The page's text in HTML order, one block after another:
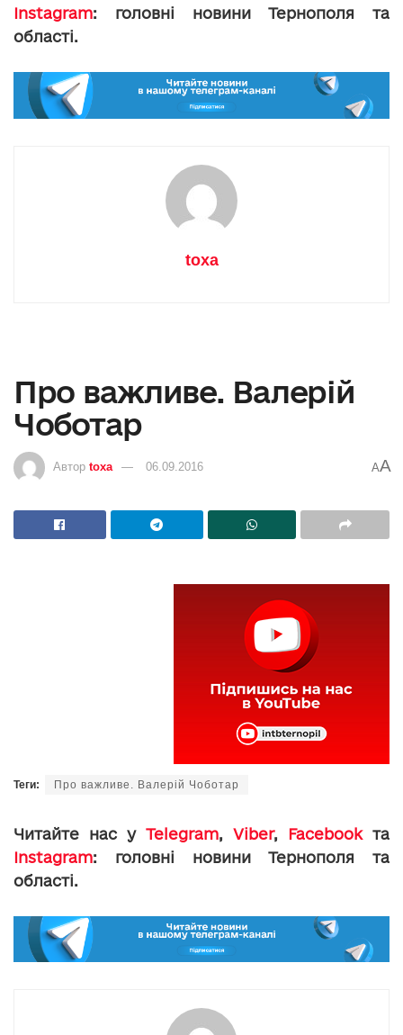
Instagram: головні новини Тернополя та
області.
toxa
Про важливе. Валерій
Чоботар
Автор toxa 06.09.2016 AA
Теги: Про важливе. Валерій Чоботар
Читайте нас у Telegram, Viber, Facebookта
Instagram: головні новини Тернополя та
області.